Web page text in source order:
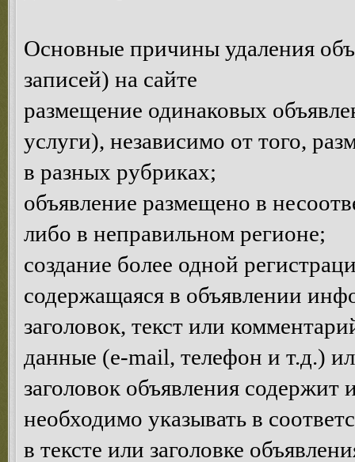
Основные причины удаления
записей) на сайте
размещение одинаковых
услуги), независимо от того,
в разных рубриках;
объявление размещено в
либо в неправильном регионе;
создание более одной
содержащаяся в объявлении
заголовок, текст или
данные (e-mail, телефон и т.д.)
заголовок объявления
необходимо указывать в
в тексте или заголовке